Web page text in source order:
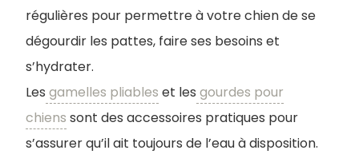
régulières pour permettre à votre chien de se
dégourdir les pattes, faire ses besoins et
s’hydrater.
Les gamelles pliables et les gourdes pour
chiens sont des accessoires pratiques pour
s’assurer qu’il ait toujours de l’eau à disposition.